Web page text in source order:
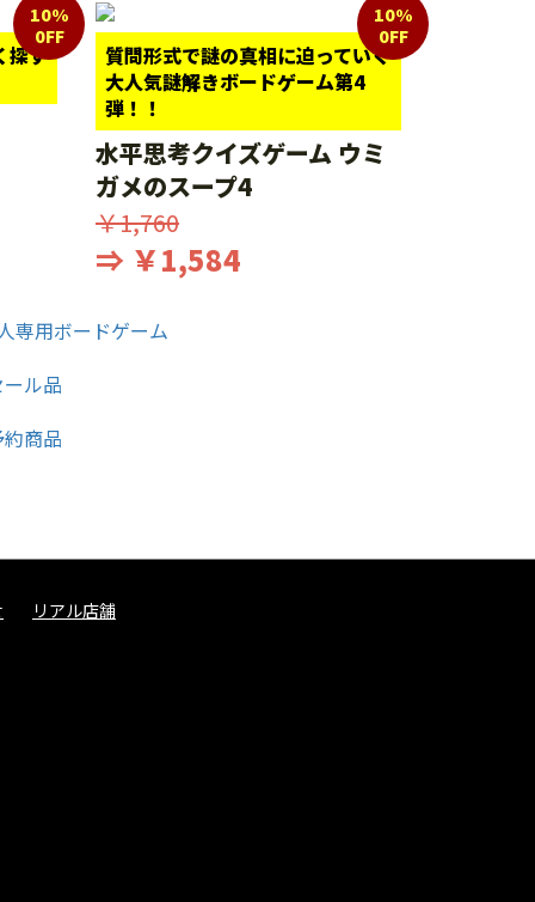
探す
10%
0FF
質問形式で謎の真相に迫っていく
大人気謎解きボードゲーム第4
弾！！
10%
0FF
水平思考クイズゲーム ウミ
ガメのスープ4
￥1,760
⇒ ￥1,584
リアル店舗